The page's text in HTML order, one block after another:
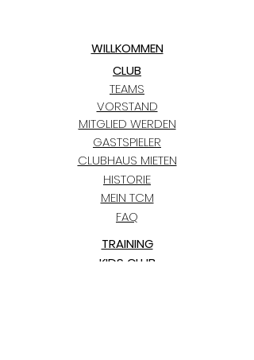
WILLKOMMEN
TEAMS
VORSTAND
CLUB
HISTORIE
MITGLIED WERDEN
GASTSPIELER
CLUBHAUS MIETEN
MEIN TCM
FAQ
KIDS CLUB
TRAINING